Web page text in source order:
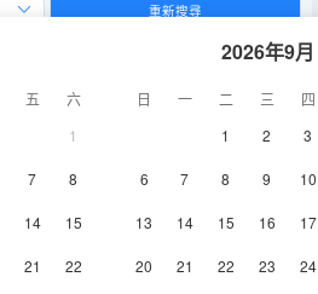
五
六
1
7 8
14 15
21 22
2026年9月
日 一 二 三
四
1
2 3
6 7 8 9 10
13 14 15 16 17
20 21 22 23 24
重新搜尋
空調